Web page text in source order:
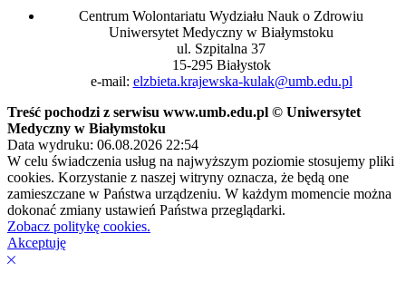
Centrum Wolontariatu Wydziału Nauk o Zdrowiu
Uniwersytet Medyczny w Białymstoku
ul. Szpitalna 37
15-295 Białystok
e-mail: elzbieta.krajewska-kulak@umb.edu.pl
Treść pochodzi z serwisu www.umb.edu.pl © Uniwersytet
Medyczny w Białymstoku
Data wydruku: 06.08.2026 22:54
W celu świadczenia usług na najwyższym poziomie stosujemy pliki
cookies. Korzystanie z naszej witryny oznacza, że będą one
zamieszczane w Państwa urządzeniu. W każdym momencie można
dokonać zmiany ustawień Państwa przeglądarki.
Zobacz politykę cookies.
Akceptuję